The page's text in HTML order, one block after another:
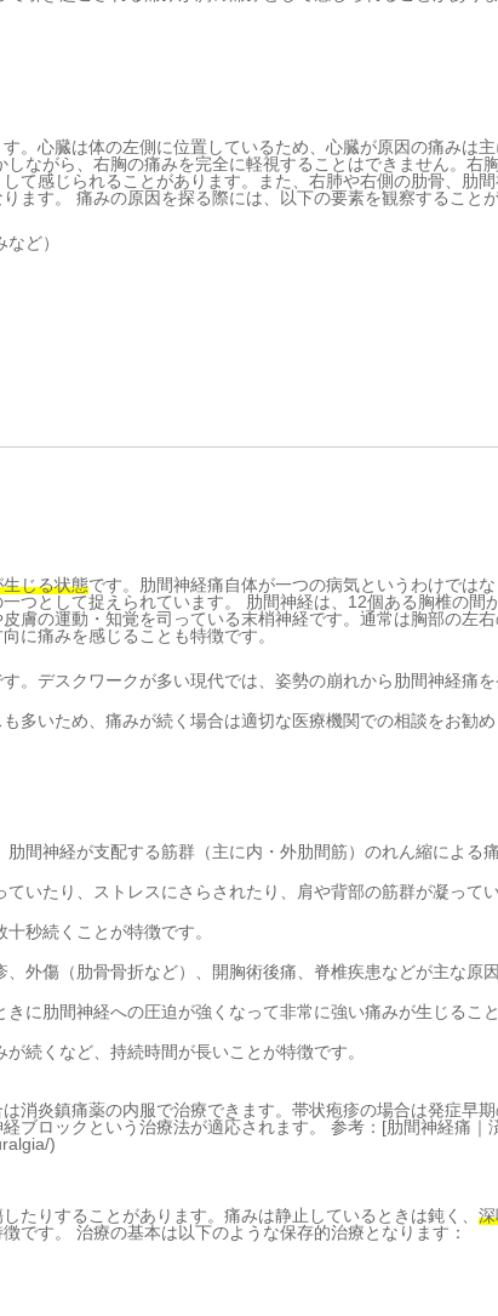
す。心臓は体の左側に位置しているため、心臓が原因の痛みは主
ながら、右胸の痛みを完全に軽視することはできません。右
て感じられることがあります。また、右肺や右側の肋骨、肋間
ます。 痛みの原因を探る際には、以下の要素を観察すること
ど）
じる状態です。肋間神経痛自体が一つの病気というわけではな
つとして捉えられています。 肋間神経は、12個ある胸椎の間
膚の運動・知覚を司っている末梢神経です。通常は胸部の左
に痛みを感じることも特徴です。
。デスクワークが多い現代では、姿勢の崩れから肋間神経痛を
多いため、痛みが続く場合は適切な医療機関での相談をお勧め
肋間神経が支配する筋群（主に内・外肋間筋）のれん縮による痛
いたり、ストレスにさらされたり、肩や背部の筋群が凝ってい
秒続くことが特徴です。
、外傷（肋骨骨折など）、開胸術後痛、脊椎疾患などが主な原因
に肋間神経への圧迫が強くなって非常に強い痛みが生じること
続くなど、持続時間が長いことが特徴です。
消炎鎮痛薬の内服で治療できます。帯状疱疹の場合は発症早
ブロックという治療法が適応されます。 参考：[肋間神経痛｜
)
たりすることがあります。痛みは静止しているときは鈍く、
です。 治療の基本は以下のような保存的治療となります：